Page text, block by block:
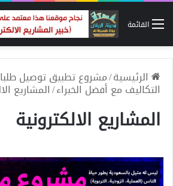
القائمة
الرئيسية/مشروع تطبيق توصيل
التكاليف مع أفضل الخبراء/المشاريع
المشاريع الالكترونية